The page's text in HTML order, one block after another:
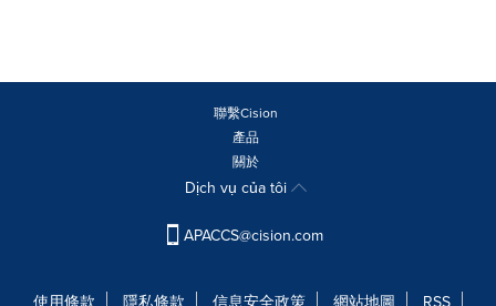
聯繫Cision
產品
關於
Dịch vụ của tôi
APACCS@cision.com